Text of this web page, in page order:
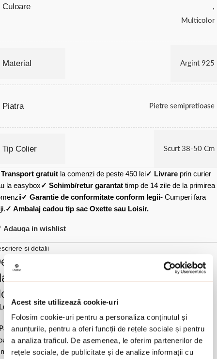
Acest site utilizează cookie-uri
Folosim cookie-uri pentru a personaliza conținutul și
anunțurile, pentru a oferi funcții de rețele sociale și pentru
a analiza traficul. De asemenea, le oferim partenerilor de
rețele sociale, de publicitate și de analize informații cu
Culoare ,
Multicolor
Material Argint 925
Piatra Pietre semipretioase
Tip Colier Scurt 38-50 Cm
Transport gratuit la comenzi de peste 450 lei✓ Livrare prin curier
la easybox✓ Schimb/retur garantat timp de 14 zile de la primirea
✓ Garantie de conformitate conform legii- Cumperi fara
✓ Ambalaj cadou tip sac Oxette sau Loisir.
Adauga in wishlist
si detalii
produsului Colier scurt argint
cu aur de 18K si agate multicolore
50 cm la care se adauga 4 cm extensie.
bijuteria in ambalajul original sau intr-un saculet de catifea
pentru a evita frecarea sau lovirea de alte materiale. Evitati
cu apa si produsele cosmetice. Dupa fiecare purtare este